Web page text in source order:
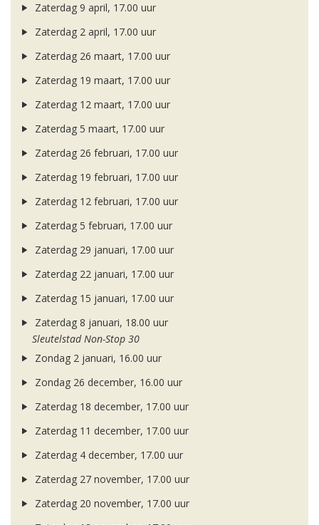
Zaterdag 9 april, 17.00 uur
Zaterdag 2 april, 17.00 uur
Zaterdag 26 maart, 17.00 uur
Zaterdag 19 maart, 17.00 uur
Zaterdag 12 maart, 17.00 uur
Zaterdag 5 maart, 17.00 uur
Zaterdag 26 februari, 17.00 uur
Zaterdag 19 februari, 17.00 uur
Zaterdag 12 februari, 17.00 uur
Zaterdag 5 februari, 17.00 uur
Zaterdag 29 januari, 17.00 uur
Zaterdag 22 januari, 17.00 uur
Zaterdag 15 januari, 17.00 uur
Zaterdag 8 januari, 18.00 uur
Sleutelstad Non-Stop 30
Zondag 2 januari, 16.00 uur
Zondag 26 december, 16.00 uur
Zaterdag 18 december, 17.00 uur
Zaterdag 11 december, 17.00 uur
Zaterdag 4 december, 17.00 uur
Zaterdag 27 november, 17.00 uur
Zaterdag 20 november, 17.00 uur